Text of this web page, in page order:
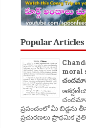
Popular Articles
moral
ప్రపంచంలో మీ బిడ్డను
ప్రచురణలు ప్రాథమిక